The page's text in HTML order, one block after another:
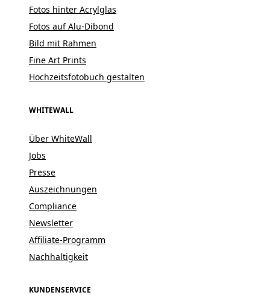
Fotos hinter Acrylglas
Fotos auf Alu-Dibond
Bild mit Rahmen
Fine Art Prints
Hochzeitsfotobuch gestalten
WHITEWALL
Über WhiteWall
Jobs
Presse
Auszeichnungen
Compliance
Newsletter
Affiliate-Programm
Nachhaltigkeit
KUNDENSERVICE